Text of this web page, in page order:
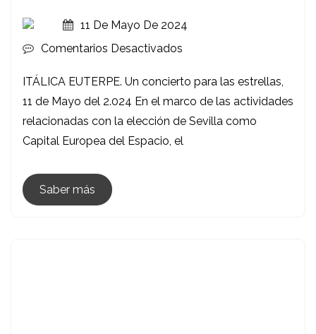
11 De Mayo De 2024
Comentarios Desactivados
EUTERPE.
Concierto
Para
Las
ITÁLICA EUTERPE. Un concierto para las estrellas,
11 de Mayo del 2.024 En el marco de las actividades
relacionadas con la elección de Sevilla como
Capital Europea del Espacio, el
Saber más